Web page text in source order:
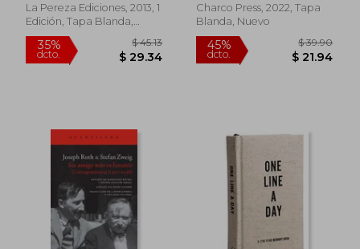
La Pereza Ediciones, 2013, 1
Edición, Tapa Blanda,
Nuevo
Charco Press, 2022, Tapa
Blanda, Nuevo